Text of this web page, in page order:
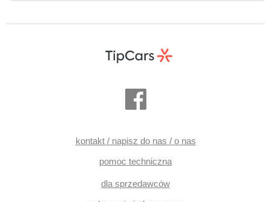
kontakt / napisz do nas / o nas
pomoc techniczna
dla sprzedawców